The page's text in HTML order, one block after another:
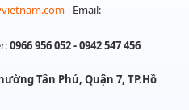
- Email:
0966 956 052 - 0942 547 456
Tân Phú, Quận 7, TP.Hồ